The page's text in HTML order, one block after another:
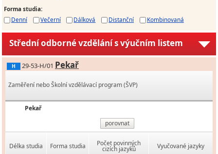
Forma studia:
Denní
Večerní Dálková Distanční Kombinovaná
Střední odborné vzdělání s výučním listem
H 29-53-H/01 Pekař
Zaměření nebo Školní vzdělávací program (ŠVP)
Pekař
porovnat
Délka studia Forma studia Počet povinných
cizích jazyků Vyučované jazyky